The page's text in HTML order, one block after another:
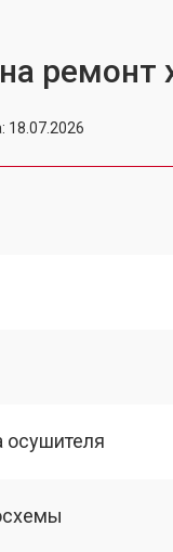
ремонт
18.07.2026
осушителя